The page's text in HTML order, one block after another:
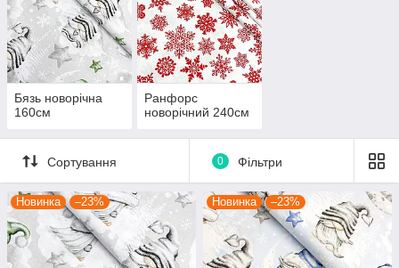
Бязь новорічна
160см
Ранфорс
новорічний 240см
Сортування 0 Фільтри
Новинка –23% Новинка –23%